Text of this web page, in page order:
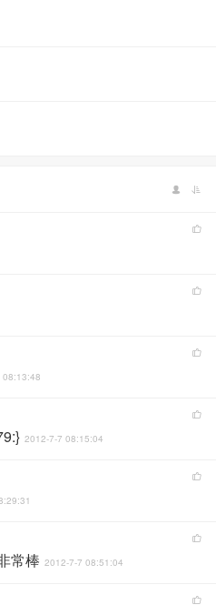
08:13:48
2012-7-7 08:15:04
常棒 2012-7-7 08:51:04